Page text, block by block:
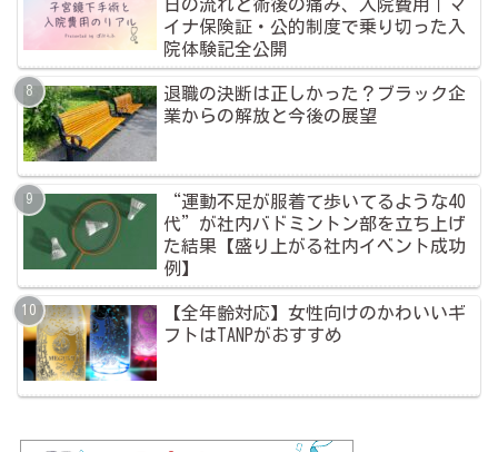
日の流れと術後の痛み、入院費用｜マ
イナ保険証・公的制度で乗り切った入
院体験記全公開
退職の決断は正しかった？ブラック企
業からの解放と今後の展望
“運動不足が服着て歩いてるような40
代”が社内バドミントン部を立ち上げ
た結果【盛り上がる社内イベント成功
例】
【全年齢対応】女性向けのかわいいギ
フトはTANPがおすすめ